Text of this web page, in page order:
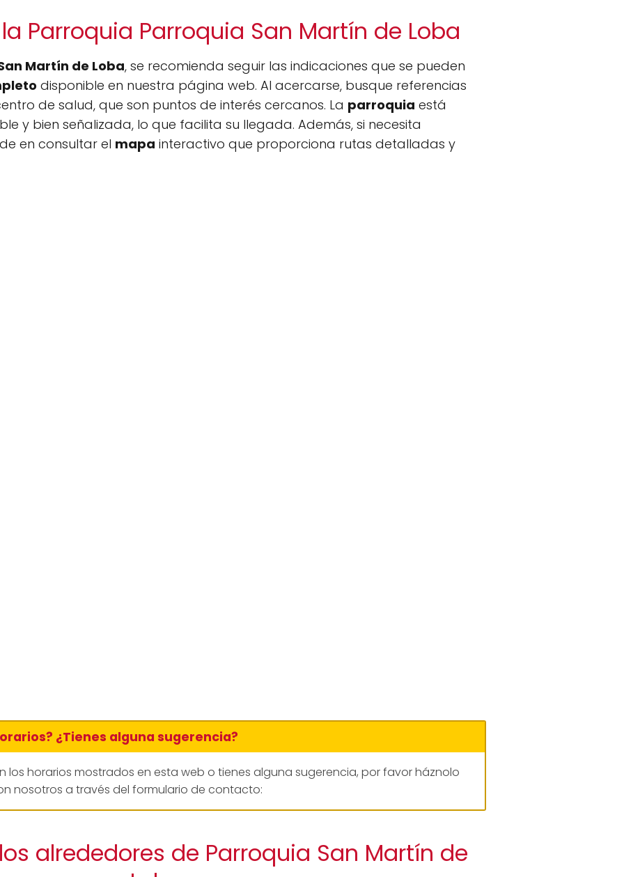
Parroquia Parroquia San Martín de Loba
Martín de Loba, se recomienda seguir las indicaciones que se pueden
disponible en nuestra página web. Al acercarse, busque referencias
de salud, que son puntos de interés cercanos. La parroquia está
y bien señalizada, lo que facilita su llegada. Además, si necesita
en consultar el mapa interactivo que proporciona rutas detalladas y
¿Tienes alguna sugerencia?
los horarios mostrados en esta web o tienes alguna sugerencia, por favor háznolo
nosotros a través del formulario de contacto:
alrededores de Parroquia San Martín de